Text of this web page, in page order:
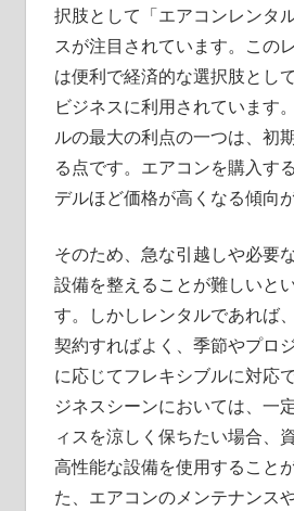
択肢として「エアコンレンタ
スが注目されています。この
は便利で経済的な選択肢とし
ビジネスに利用されています
ルの最大の利点の一つは、初
る点です。エアコンを購入す
デルほど価格が高くなる傾向
そのため、急な引越しや必要
設備を整えることが難しいと
す。しかしレンタルであれば
契約すればよく、季節やプロ
に応じてフレキシブルに対応
ジネスシーンにおいては、一
ィスを涼しく保ちたい場合、
高性能な設備を使用すること
た、エアコンのメンテナンス